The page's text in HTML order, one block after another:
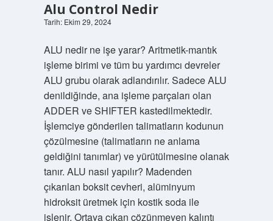
Alu Control Nedir
Tarih: Ekim 29, 2024
ALU nedir ne işe yarar? Aritmetik-mantık
işleme birimi ve tüm bu yardımcı devreler
ALU grubu olarak adlandırılır. Sadece ALU
denildiğinde, ana işleme parçaları olan
ADDER ve SHIFTER kastedilmektedir.
İşlemciye gönderilen talimatların kodunun
çözülmesine (talimatların ne anlama
geldiğini tanımlar) ve yürütülmesine olanak
tanır. ALU nasıl yapılır? Madenden
çıkarılan boksit cevheri, alüminyum
hidroksit üretmek için kostik soda ile
işlenir. Ortaya çıkan çözünmeyen kalıntı